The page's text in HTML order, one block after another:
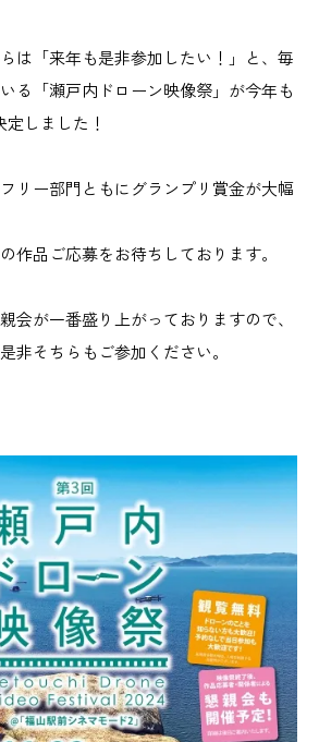
は「来年も是非参加したい！」と、毎
る「瀬戸内ドローン映像祭」が今年も
定しました！
リー部門ともにグランプリ賞金が大幅
作品ご応募をお待ちしております。
会が一番盛り上がっておりますので、
非そちらもご参加ください。